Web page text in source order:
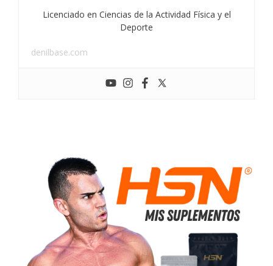
Licenciado en Ciencias de la Actividad Física y el
Deporte
denilbase.com